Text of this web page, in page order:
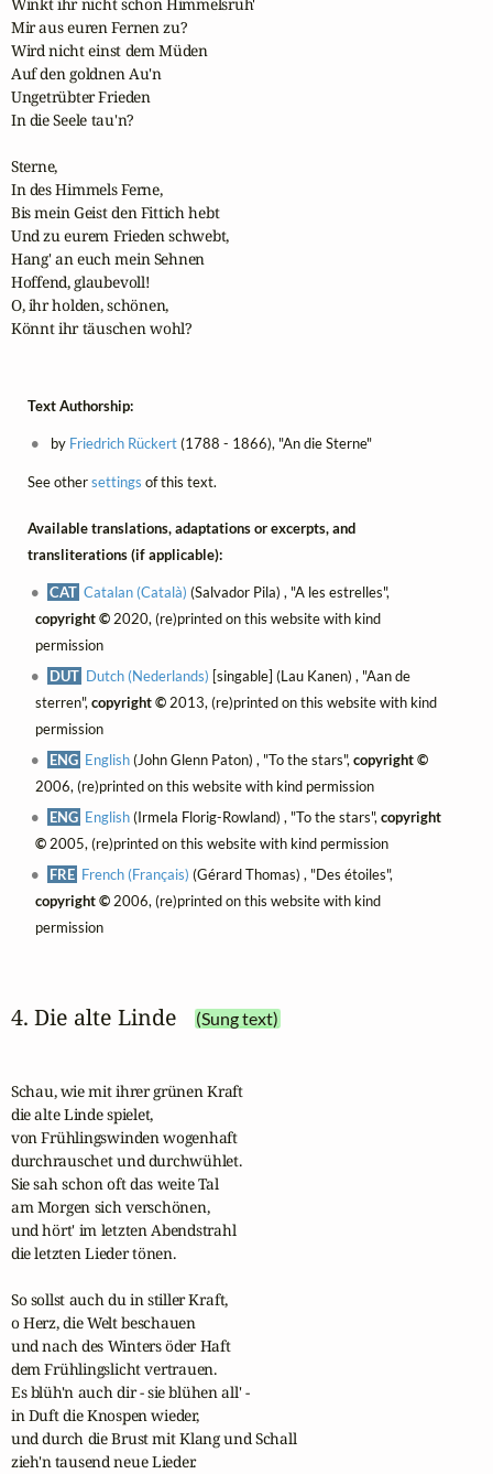
Winkt ihr nicht schon Himmelsruh'
Mir aus euren Fernen zu?
Wird nicht einst dem Müden
Auf den goldnen Au'n
Ungetrübter Frieden
In die Seele tau'n?
Sterne,
In des Himmels Ferne,
Bis mein Geist den Fittich hebt
Und zu eurem Frieden schwebt,
Hang' an euch mein Sehnen
Hoffend, glaubevoll!
O, ihr holden, schönen,
Könnt ihr täuschen wohl?
Text Authorship:
by Friedrich Rückert(1788 - 1866), "An die Sterne"
See othersettings of this text.
Available translations, adaptations or excerpts, and
transliterations (if applicable):
CAT Catalan (Català) (Salvador Pila) , "A les estrelles",
copyright ©2020, (re)printed on this website with kind
permission
DUT Dutch (Nederlands) [singable] (Lau Kanen) , "Aan de
sterren", copyright ©2013, (re)printed on this website with kind
permission
ENG English(John Glenn Paton) , "To the stars",copyright ©
2006, (re)printed on this website with kind permission
ENG English(Irmela Florig-Rowland) , "To the stars",copyright
©2005, (re)printed on this website with kind permission
FRE French (Français) (Gérard Thomas) , "Des étoiles",
copyright ©2006, (re)printed on this website with kind
permission
4. Die alte Linde (Sung text)
Schau, wie mit ihrer grünen Kraft
die alte Linde spielet,
von Frühlingswinden wogenhaft
durchrauschet und durchwühlet.
Sie sah schon oft das weite Tal
am Morgen sich verschönen,
und hört' im letzten Abendstrahl
die letzten Lieder tönen.
So sollst auch du in stiller Kraft,
o Herz, die Welt beschauen
und nach des Winters öder Haft
dem Frühlingslicht vertrauen.
Es blüh'n auch dir - sie blühen all' -
in Duft die Knospen wieder,
und durch die Brust mit Klang und Schall
zieh'n tausend neue Lieder.